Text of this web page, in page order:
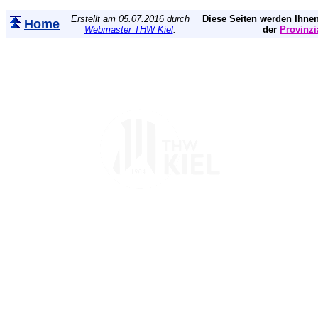
Home
Erstellt am 05.07.2016 durch
Webmaster THW Kiel.
Diese Seiten werden
der